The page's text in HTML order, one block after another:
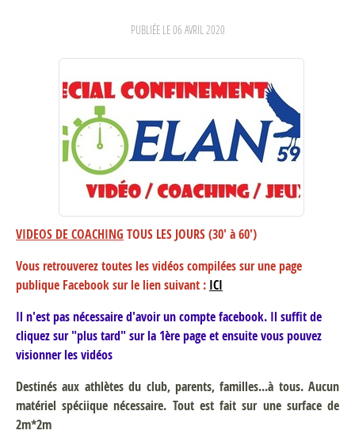
PUBLIÉE LE06 AVRIL 2020
VIDEOS DE COACHING TOUS LES JOURS (30' à 60')
Vous retrouverez toutes les vidéos compilées sur une page
publique Facebook sur le lien suivant : ICI
Il n'est pas nécessaire d'avoir un compte facebook. Il suffit de
cliquez sur "plus tard" sur la 1ère page et ensuite vous pouvez
visionner les vidéos
Destinés aux athlètes du club, parents, familles...à tous. Aucun
matériel spéciique nécessaire. Tout est fait sur une surface de
2m*2m